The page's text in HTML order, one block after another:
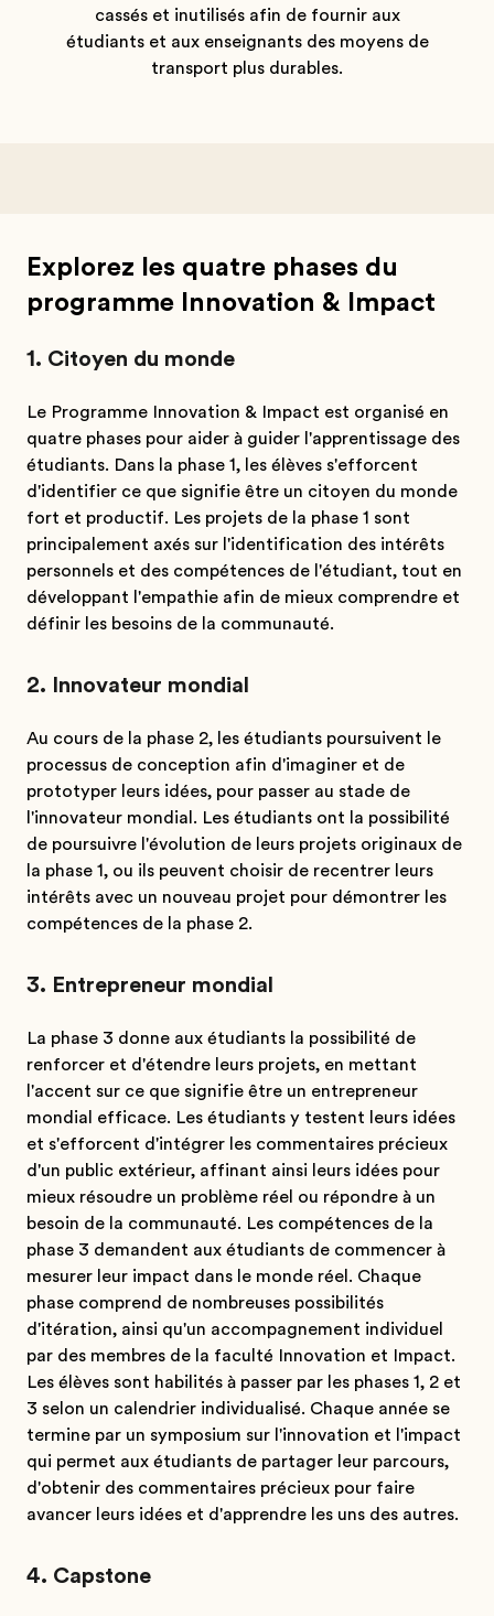
cassés et inutilisés afin de fournir aux
étudiants et aux enseignants des moyens de
transport plus durables.
Explorez les quatre phases du
programme Innovation & Impact
1. Citoyen du monde
Le Programme Innovation & Impact est organisé en
quatre phases pour aider à guider l'apprentissage des
étudiants. Dans la phase 1, les élèves s'efforcent
d'identifier ce que signifie être un citoyen du monde
fort et productif. Les projets de la phase 1 sont
principalement axés sur l'identification des intérêts
personnels et des compétences de l'étudiant, tout en
développant l'empathie afin de mieux comprendre et
définir les besoins de la communauté.
2. Innovateur mondial
Au cours de la phase 2, les étudiants poursuivent le
processus de conception afin d'imaginer et de
prototyper leurs idées, pour passer au stade de
l'innovateur mondial. Les étudiants ont la possibilité
de poursuivre l'évolution de leurs projets originaux de
la phase 1, ou ils peuvent choisir de recentrer leurs
intérêts avec un nouveau projet pour démontrer les
compétences de la phase 2.
3. Entrepreneur mondial
La phase 3 donne aux étudiants la possibilité de
renforcer et d'étendre leurs projets, en mettant
l'accent sur ce que signifie être un entrepreneur
mondial efficace. Les étudiants y testent leurs idées
et s'efforcent d'intégrer les commentaires précieux
d'un public extérieur, affinant ainsi leurs idées pour
mieux résoudre un problème réel ou répondre à un
besoin de la communauté. Les compétences de la
phase 3 demandent aux étudiants de commencer à
mesurer leur impact dans le monde réel. Chaque
phase comprend de nombreuses possibilités
d'itération, ainsi qu'un accompagnement individuel
par des membres de la faculté Innovation et Impact.
Les élèves sont habilités à passer par les phases 1, 2 et
3 selon un calendrier individualisé. Chaque année se
termine par un symposium sur l'innovation et l'impact
qui permet aux étudiants de partager leur parcours,
d'obtenir des commentaires précieux pour faire
avancer leurs idées et d'apprendre les uns des autres.
4. Capstone